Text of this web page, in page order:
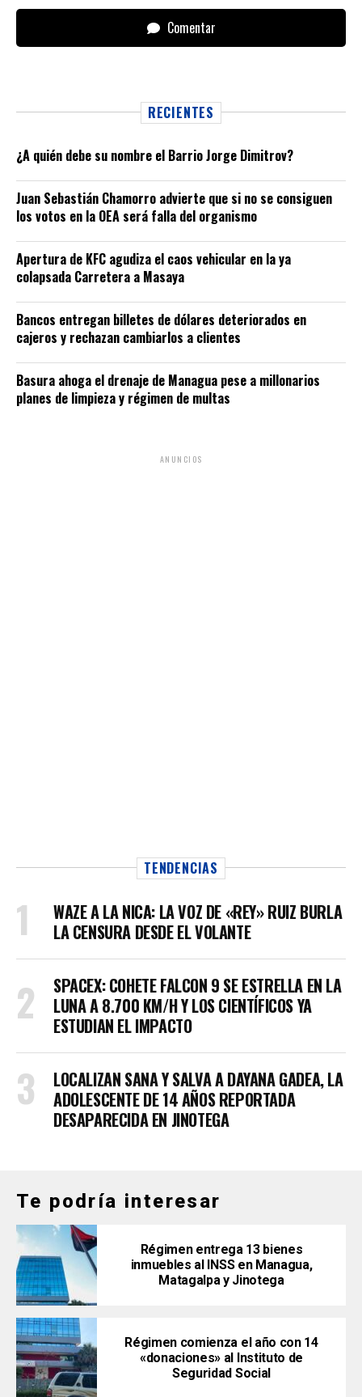
Comentar
RECIENTES
¿A quién debe su nombre el Barrio Jorge Dimitrov?
Juan Sebastián Chamorro advierte que si no se consiguen
los votos en la OEA será falla del organismo
Apertura de KFC agudiza el caos vehicular en la ya
colapsada Carretera a Masaya
Bancos entregan billetes de dólares deteriorados en
cajeros y rechazan cambiarlos a clientes
Basura ahoga el drenaje de Managua pese a millonarios
planes de limpieza y régimen de multas
ANUNCIOS
TENDENCIAS
WAZE A LA NICA: LA VOZ DE «REY» RUIZ BURLA
LA CENSURA DESDE EL VOLANTE
SPACEX: COHETE FALCON 9 SE ESTRELLA EN LA
LUNA A 8.700 KM/H Y LOS CIENTÍFICOS YA
ESTUDIAN EL IMPACTO
LOCALIZAN SANA Y SALVA A DAYANA GADEA, LA
ADOLESCENTE DE 14 AÑOS REPORTADA
DESAPARECIDA EN JINOTEGA
Te podría interesar
Régimen entrega 13 bienes
inmuebles al INSS en Managua,
Matagalpa y Jinotega
Régimen comienza el año con 14
«donaciones» al Instituto de
Seguridad Social